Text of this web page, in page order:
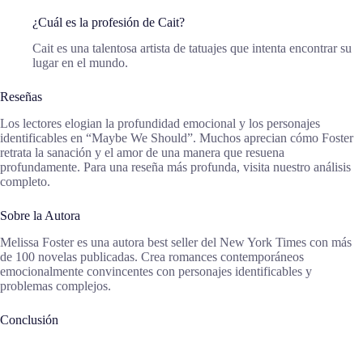
¿Cuál es la profesión de Cait?
Cait es una talentosa artista de tatuajes que intenta encontrar su
lugar en el mundo.
Reseñas
Los lectores elogian la profundidad emocional y los personajes
identificables en “Maybe We Should”. Muchos aprecian cómo Foster
retrata la sanación y el amor de una manera que resuena
profundamente. Para una reseña más profunda, visita nuestro análisis
completo.
Sobre la Autora
Melissa Foster es una autora best seller del New York Times con más
de 100 novelas publicadas. Crea romances contemporáneos
emocionalmente convincentes con personajes identificables y
problemas complejos.
Conclusión